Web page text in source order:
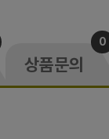
상품문의
0